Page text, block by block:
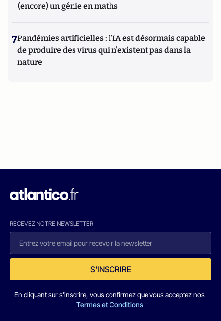
(encore) un génie en maths
7Pandémies artificielles : l’IA est désormais capable
de produire des virus qui n’existent pas dans la
nature
RECEVEZ NOTRE NEWSLETTER
S'INSCRIRE
En cliquant sur s'inscrire, vous confirmez que vous acceptez nos
Termes et Conditions